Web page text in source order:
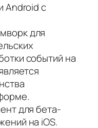
Android с
для
событий на
для бета-
на iOS.